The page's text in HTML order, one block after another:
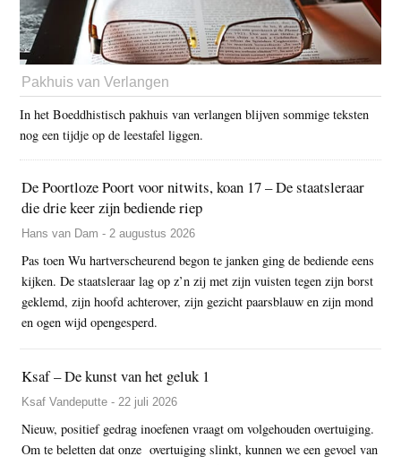
Pakhuis van Verlangen
In het Boeddhistisch pakhuis van verlangen blijven sommige teksten
nog een tijdje op de leestafel liggen.
De Poortloze Poort voor nitwits, koan 17 – De staatsleraar
die drie keer zijn bediende riep
Hans van Dam - 2 augustus 2026
Pas toen Wu hartverscheurend begon te janken ging de bediende eens
kijken. De staatsleraar lag op z’n zij met zijn vuisten tegen zijn borst
geklemd, zijn hoofd achterover, zijn gezicht paarsblauw en zijn mond
en ogen wijd opengesperd.
Ksaf – De kunst van het geluk 1
Ksaf Vandeputte - 22 juli 2026
Nieuw, positief gedrag inoefenen vraagt om volgehouden overtuiging.
Om te beletten dat onze overtuiging slinkt, kunnen we een gevoel van